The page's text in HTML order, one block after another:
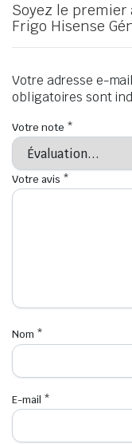
Soyez le premier
Frigo Hisense
Votre adresse e-
obligatoires sont
Votre note *
Votre avis *
Nom *
E-mail *